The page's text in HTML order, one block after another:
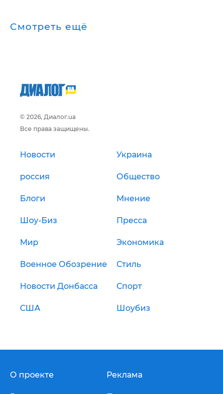
Смотреть ещё
© 2026, Диалог.ua
Все права защищены.
Новости Украина
россия Общество
Блоги Мнение
Шоу-Биз Пресса
Мир Экономика
Военное Обозрение Стиль
Новости Донбасса Спорт
США Шоубиз
О проекте Реклама